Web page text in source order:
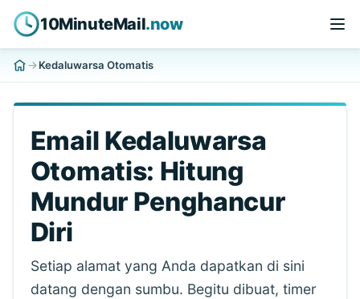
10MinuteMail.now
Kedaluwarsa Otomatis
Email Kedaluwarsa
Otomatis: Hitung
Mundur Penghancur
Diri
Setiap alamat yang Anda dapatkan di sini
datang dengan sumbu. Begitu dibuat, timer